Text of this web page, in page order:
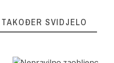
SVIDJELO